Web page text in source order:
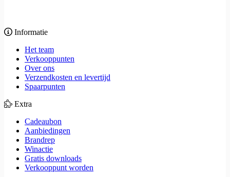
Informatie
Het team
Verkooppunten
Over ons
Verzendkosten en levertijd
Spaarpunten
Extra
Cadeaubon
Aanbiedingen
Brandrep
Winactie
Gratis downloads
Verkooppunt worden